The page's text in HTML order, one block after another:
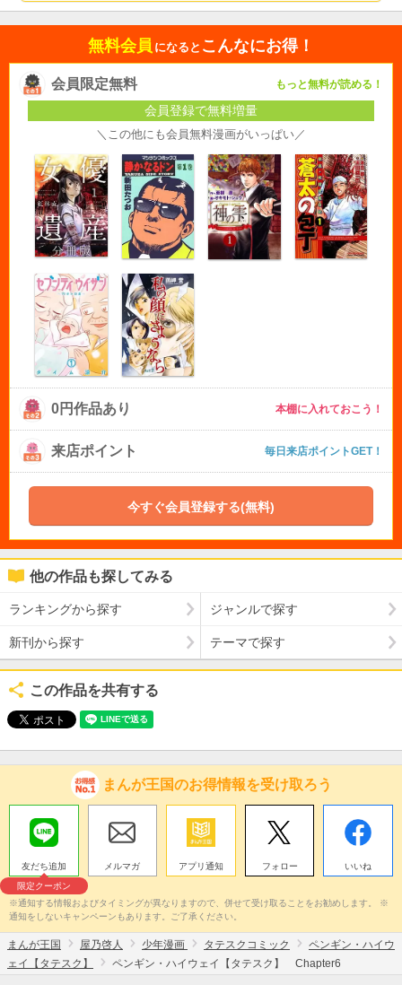
無料会員 になると こんなにお得！
会員限定無料 もっと無料が読める！
会員登録で無料増量
＼この他にも会員無料漫画がいっぱい／
0円作品あり 本棚に入れておこう！
来店ポイント 毎日来店ポイントGET！
今すぐ会員登録する(無料)
他の作品も探してみる
ランキングから探す ジャンルで探す
新刊から探す テーマで探す
この作品を共有する
まんが王国のお得情報を受け取ろう
友だち追加
限定クーポン
メルマガ アプリ通知 フォロー いいね
※通知する情報およびタイミングが異なりますので、併せて受け取ることをお勧めします。 ※
通知をしないキャンペーンもあります。ご了承ください。
まんが王国 屋乃啓人 少年漫画 タテスクコミック
ペンギン・ハイウ
ェイ【タテスク】
ペンギン・ハイウェイ【タテスク】 Chapter6